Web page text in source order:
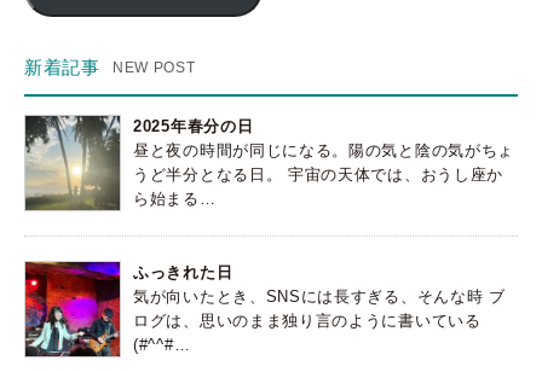
ド
ス
新着記事
2025年春分の日
昼と夜の時間が同じになる。陽の気と陰の気がちょ
うど半分となる日。 宇宙の天体では、おうし座か
ら始まる…
ふっきれた日
気が向いたとき、SNSには長すぎる、そんな時 ブ
ログは、思いのまま独り言のように書いている
(#^^#…